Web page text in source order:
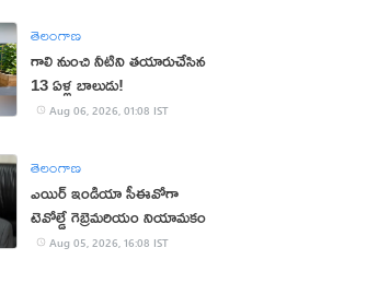
తెలంగాణ
గాలి నుంచి నీటిని తయారుచేసిన
13 ఏళ్ల బాలుడు!
Aug 06, 2026, 01:08 IST
తెలంగాణ
ఎయిర్ ఇండియా సీఈవోగా
టెవోల్డే గెబ్రెమరియం నియామకం
Aug 05, 2026, 16:08 IST